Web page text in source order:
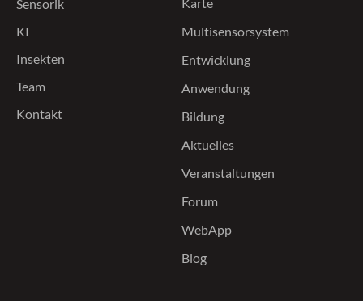
Sensorik
KI
Insekten
Team
Kontakt
Multisensorsystem
Entwicklung
Anwendung
Bildung
Aktuelles
Veranstaltungen
Forum
WebApp
Blog